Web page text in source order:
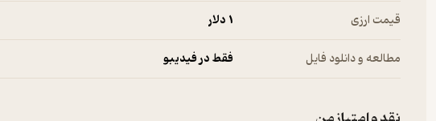
قیمت ارزی 1 دلار
مطالعه و دانلود فایل فقط در فیدیبو